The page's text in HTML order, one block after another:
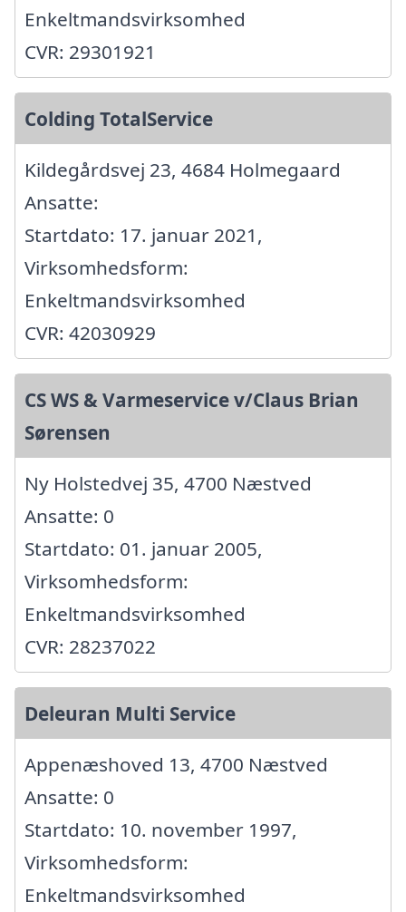
Enkeltmandsvirksomhed
CVR: 29301921
Colding TotalService
Kildegårdsvej 23, 4684 Holmegaard
Ansatte:
Startdato: 17. januar 2021,
Virksomhedsform:
Enkeltmandsvirksomhed
CVR: 42030929
CS WS & Varmeservice v/Claus Brian
Sørensen
Ny Holstedvej 35, 4700 Næstved
Ansatte: 0
Startdato: 01. januar 2005,
Virksomhedsform:
Enkeltmandsvirksomhed
CVR: 28237022
Deleuran Multi Service
Appenæshoved 13, 4700 Næstved
Ansatte: 0
Startdato: 10. november 1997,
Virksomhedsform:
Enkeltmandsvirksomhed